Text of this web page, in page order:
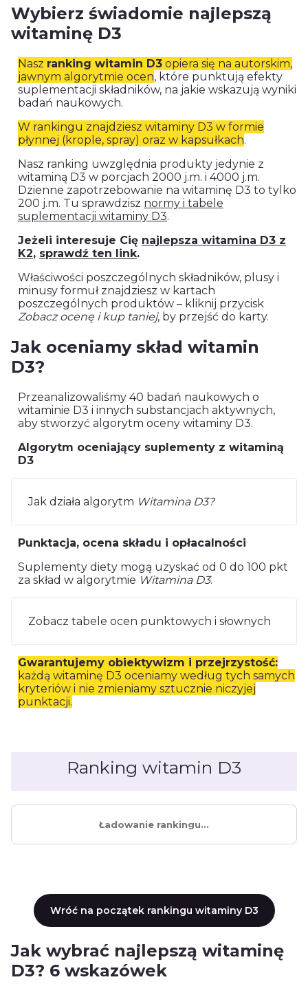
Wybierz świadomie najlepszą
witaminę D3
Nasz ranking witamin D3 opiera się na autorskim,
jawnym algorytmie ocen, które punktują efekty
suplementacji składników, na jakie wskazują wyniki
badań naukowych.
W rankingu znajdziesz witaminy D3 w formie
płynnej (krople, spray) oraz w kapsułkach.
Nasz ranking uwzględnia produkty jedynie z
witaminą D3 w porcjach 2000 j.m. i 4000 j.m.
Dzienne zapotrzebowanie na witaminę D3 to tylko
200 j.m. Tu sprawdzisz normy i tabele
suplementacji witaminy D3.
Jeżeli interesuje Cię najlepsza witamina D3 z
K2, sprawdź ten link.
Właściwości poszczególnych składników, plusy i
minusy formuł znajdziesz w kartach
poszczególnych produktów – kliknij przycisk
Zobacz ocenę i kup taniej, by przejść do karty.
Jak oceniamy skład witamin
D3?
Przeanalizowaliśmy 40 badań naukowych o
witaminie D3 i innych substancjach aktywnych,
aby stworzyć algorytm oceny witaminy D3.
Algorytm oceniający suplementy z witaminą
D3
Jak działa algorytm Witamina D3?
Punktacja, ocena składu i opłacalności
Suplementy diety mogą uzyskać od 0 do 100 pkt
za skład w algorytmie Witamina D3.
Zobacz tabele ocen punktowych i słownych
Gwarantujemy obiektywizm i przejrzystość:
każdą witaminę D3 oceniamy według tych samych
kryteriów i nie zmieniamy sztucznie niczyjej
punktacji.
Ranking witamin D3
Ładowanie rankingu...
Wróć na początek rankingu witaminy D3
Jak wybrać najlepszą witaminę
D3? 6 wskazówek